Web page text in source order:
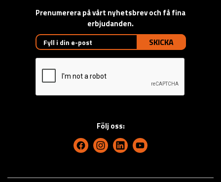
Prenumerera på vårt nyhetsbrev och få fina
erbjudanden.
SKICKA
Följ oss: